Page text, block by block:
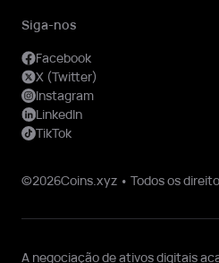
©2026Coins.xyz • Todos os
Siga-nos
Facebook
X (Twitter)
Instagram
LinkedIn
TikTok
A negociação de ativos digitais